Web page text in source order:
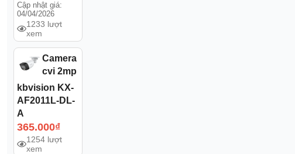
Cập nhật giá:
04/04/2026
1233 lượt
xem
Camera
cvi 2mp
kbvision KX-
AF2011L-DL-
A
365.000₫
1254 lượt
xem